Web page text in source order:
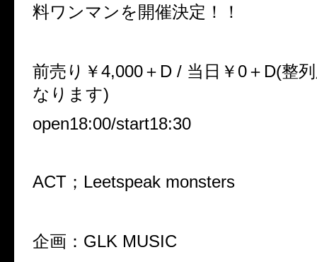
料ワンマンを開催決定！！
前売り￥4,000＋D / 当日￥0＋D(整
なります)
open18:00/start18:30
ACT； Leetspeak monsters
企画：GLK MUSIC